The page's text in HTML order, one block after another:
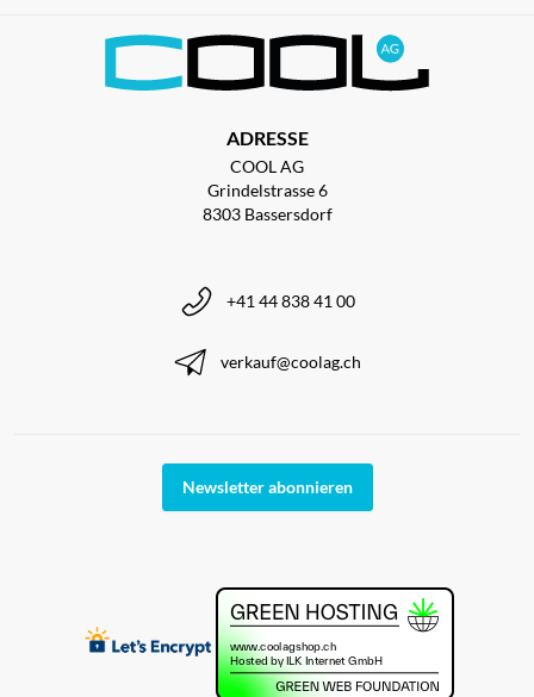
ADRESSE
COOL AG
Grindelstrasse 6
8303 Bassersdorf
+41 44 838 41 00
verkauf@coolag.ch
Newsletter abonnieren